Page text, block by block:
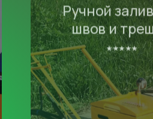
Ручной
швов и
⭑⭑⭑⭑⭑